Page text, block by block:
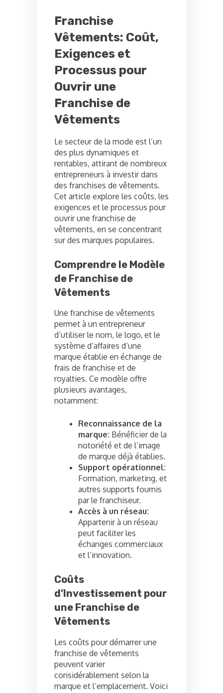
Franchise
Vêtements: Coût,
Exigences et
Processus pour
Ouvrir une
Franchise de
Vêtements
Le secteur de la mode est l’un
des plus dynamiques et
rentables, attirant de nombreux
entrepreneurs à investir dans
des franchises de vêtements.
Cet article explore les coûts, les
exigences et le processus pour
ouvrir une franchise de
vêtements, en se concentrant
sur des marques populaires.
Comprendre le Modèle
de Franchise de
Vêtements
Une franchise de vêtements
permet à un entrepreneur
d’utiliser le nom, le logo, et le
système d’affaires d’une
marque établie en échange de
frais de franchise et de
royalties. Ce modèle offre
plusieurs avantages,
notamment:
Reconnaissance de la
marque: Bénéficier de la
notoriété et de l’image
de marque déjà établies.
Support opérationnel:
Formation, marketing, et
autres supports fournis
par le franchiseur.
Accès à un réseau:
Appartenir à un réseau
peut faciliter les
échanges commerciaux
et l’innovation.
Coûts
d’Investissement pour
une Franchise de
Vêtements
Les coûts pour démarrer une
franchise de vêtements
peuvent varier
considérablement selon la
marque et l’emplacement. Voici